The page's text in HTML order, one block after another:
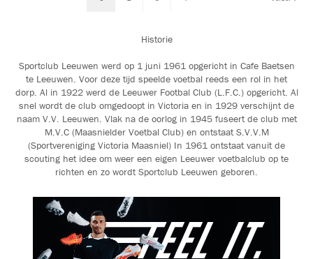
Historie
Sportclub Leeuwen werd op 1 juni 1961 opgericht in Cafe Baetsen
te Leeuwen. Voor deze tijd speelde voetbal reeds een rol in het
dorp. Al in 1922 werd de Leeuwer Footbal Club (L.F.C.) opgericht. Al
snel wordt de club omgedoopt in Victoria en in 1929 verschijnt de
naam V.V. Leeuwen. Vlak na de oorlog in 1945 fuseert de club met
M.V.C (Maasnielder Voetbal Club) en ontstaat S.V.V.M
(Sportvereniging Victoria Maasniel) In 1961 ontstaat vanuit de
scouting het idee om weer een eigen Leeuwer voetbalclub op te
richten en zo wordt Sportclub Leeuwen geboren.